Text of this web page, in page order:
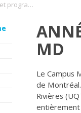
Année préparatoire et programme MD
MD
Le Campus
de
Rivières
entièrement